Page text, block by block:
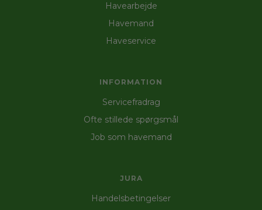
Havearbejde
Havemand
Haveservice
INFORMATION
Servicefradrag
Ofte stillede spørgsmål
Job som havemand
JURA
Handelsbetingelser